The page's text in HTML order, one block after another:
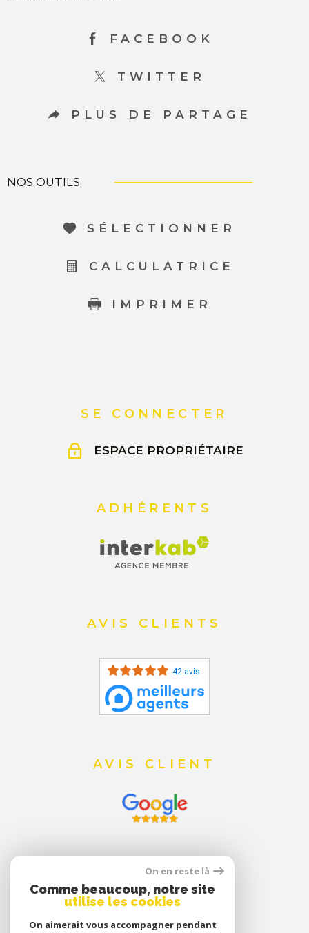
FACEBOOK
TWITTER
PLUS DE PARTAGE
NOS OUTILS
SÉLECTIONNER
CALCULATRICE
IMPRIMER
SE CONNECTER
ESPACE PROPRIÉTAIRE
ADHÉRENTS
AVIS CLIENTS
42 avis
AVIS CLIENT
On en reste là
Comme beaucoup, notre site
utilise les cookies
On aimerait vous accompagner pendant